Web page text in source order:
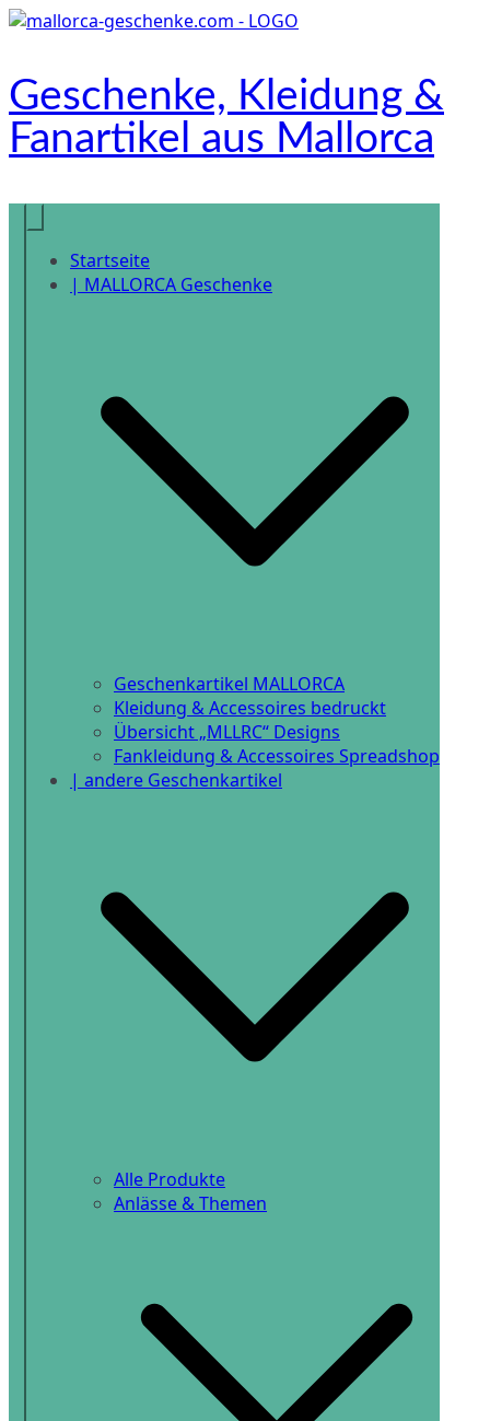
Zum
Geschenke, Kleidung &
Fanartikel aus Mallorca
Onlineshop
Startseite
| MALLORCA Geschenke
Geschenkartikel MALLORCA
Kleidung & Accessoires bedruckt
Übersicht „MLLRC“ Designs
Fankleidung & Accessoires Spreadshop
| andere Geschenkartikel
Alle Produkte
Anlässe & Themen